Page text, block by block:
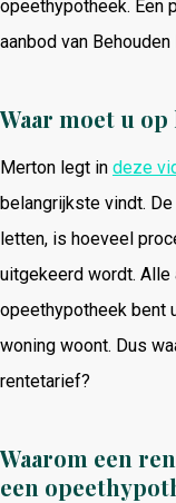
opeethypotheek. Een
aanbod van Behouden
Waar moet u
Merton legt in deze
belangrijkste vindt.
letten, is hoeveel
uitgekeerd wordt. Alle
opeethypotheek bent
woning woont. Dus
rentetarief?
Waarom een
een